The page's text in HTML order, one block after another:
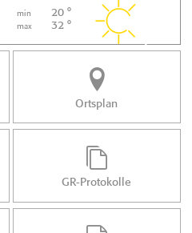
min 20 °
max 32 °
Ortsplan
GR-Protokolle